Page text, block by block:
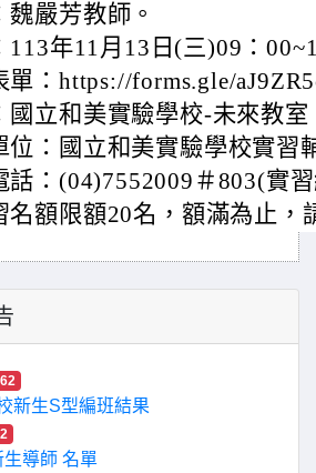
魏嚴芳教師。
113年11月13日(三)09：
單：https://forms.gle/
國立和美實驗學校-未來教室
位：國立和美實驗學校實習
話：(04)7552009＃803(實
名額限額20名，額滿為止，
新生S型編班結果
導師 名單